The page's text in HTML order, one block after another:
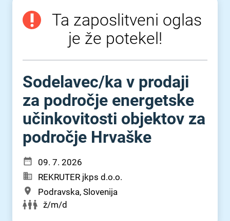
Ta zaposlitveni oglas
je že potekel!
Sodelavec⁠/⁠ka v prodaji
za področje energetske
učinkovitosti objektov za
področje Hrvaške
09. 7. 2026
REKRUTER jkps d.o.o.
Podravska, Slovenija
ž/m/d